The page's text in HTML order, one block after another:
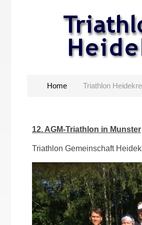
Home Triathlon
12. AGM-Triathlon in Munster
Triathlon Gemeinschaft